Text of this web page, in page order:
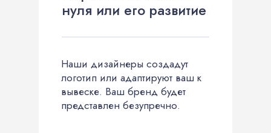
нуля или его развитие
Наши дизайнеры создадут
логотип или адаптируют ваш к
вывеске. Ваш бренд будет
представлен безупречно.